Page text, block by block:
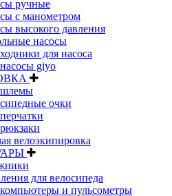
ручные
с манометром
высокого давления
насосы
для насоса
giyo
очки
велоэкипировка
для велосипеда
и пульсометры